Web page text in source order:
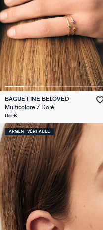
BAGUE FINE BELOVED
Multicolore / Doré
85 €
ARGENT VÉRITABLE